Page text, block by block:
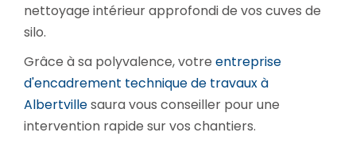
nettoyage intérieur approfondi de vos cuves de
silo.
Grâce à sa polyvalence, votre entreprise
d'encadrement technique de travaux à
Albertvillesaura vous conseiller pour une
intervention rapide sur vos chantiers.